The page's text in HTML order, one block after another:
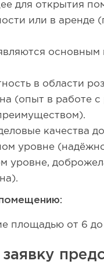
для открытия
или в
в области
(опыт в работе
качества
уровне
уровне,
помещению:
площадью от 6 до